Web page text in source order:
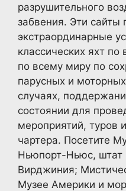
разрушительного
забвения. Эти сайты
экстраординарные
классических яхт
по всему миру по
парусных и
случаях,
состоянии для
мероприятий, туров
чартера. Посетите
Ньюпорт-Ньюс, штат
Вирджиния;
Музее Америки и